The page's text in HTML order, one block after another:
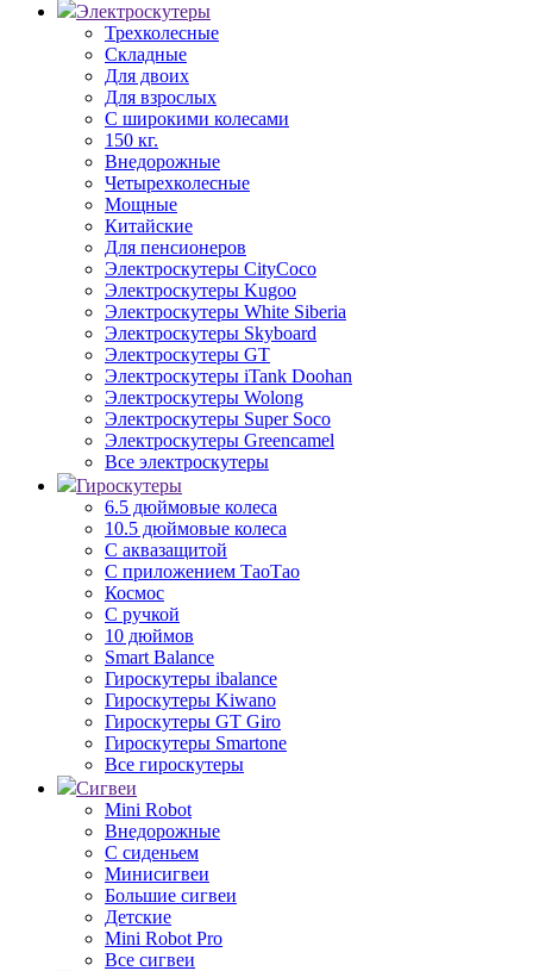
Электроскутеры
Трехколесные
Складные
Для двоих
Для взрослых
С широкими колесами
150 кг.
Внедорожные
Четырехколесные
Мощные
Китайские
Для пенсионеров
Электроскутеры CityCoco
Электроскутеры Kugoo
Электроскутеры White Siberia
Электроскутеры Skyboard
Электроскутеры GT
Электроскутеры iTank Doohan
Электроскутеры Wolong
Электроскутеры Super Soco
Электроскутеры Greencamel
Все электроскутеры
Гироскутеры
6.5 дюймовые колеса
10.5 дюймовые колеса
С аквазащитой
С приложением ТаоТао
Космос
С ручкой
10 дюймов
Smart Balance
Гироскутеры ibalance
Гироскутеры Kiwano
Гироскутеры GT Giro
Гироскутеры Smartone
Все гироскутеры
Сигвеи
Mini Robot
Внедорожные
С сиденьем
Минисигвеи
Большие сигвеи
Детские
Mini Robot Pro
Все сигвеи